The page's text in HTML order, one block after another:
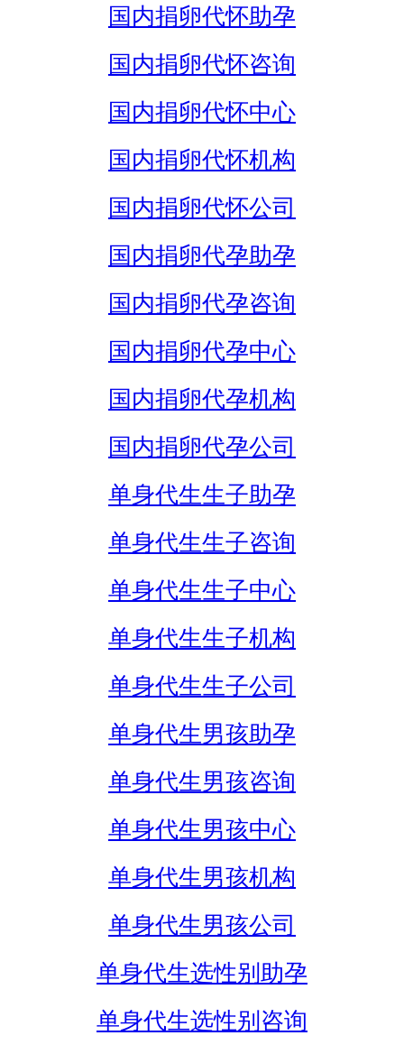
国内捐卵代怀助孕
国内捐卵代怀咨询
国内捐卵代怀中心
国内捐卵代怀机构
国内捐卵代怀公司
国内捐卵代孕助孕
国内捐卵代孕咨询
国内捐卵代孕中心
国内捐卵代孕机构
国内捐卵代孕公司
单身代生生子助孕
单身代生生子咨询
单身代生生子中心
单身代生生子机构
单身代生生子公司
单身代生男孩助孕
单身代生男孩咨询
单身代生男孩中心
单身代生男孩机构
单身代生男孩公司
单身代生选性别助孕
单身代生选性别咨询